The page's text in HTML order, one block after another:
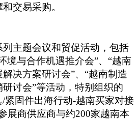
交易采购。
主题会议和贸促活动，包括
境与合作机遇推介会”、“越南
决方案研讨会”、“越南制造
讨会”等活动，特别组织的
紧固件出海行动-越南买家对接
展商供应商与约200家越南本